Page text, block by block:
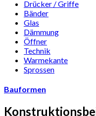
Drücker / Griffe
Bänder
Glas
Dämmung
Öffner
Technik
Warmekante
Sprossen
Bauformen